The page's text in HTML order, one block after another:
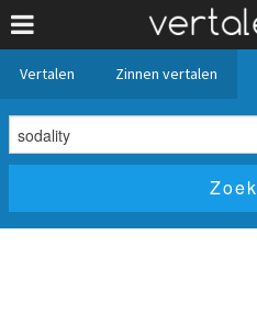
Vertalen Zinnen vertalen